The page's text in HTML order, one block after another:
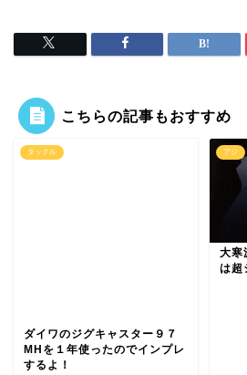
こちらの記事もおすすめ
タックル
ダイワのジグキャスター９７
MHを１年使ったのでインプレ
するよ！
アジ
大寒
は超